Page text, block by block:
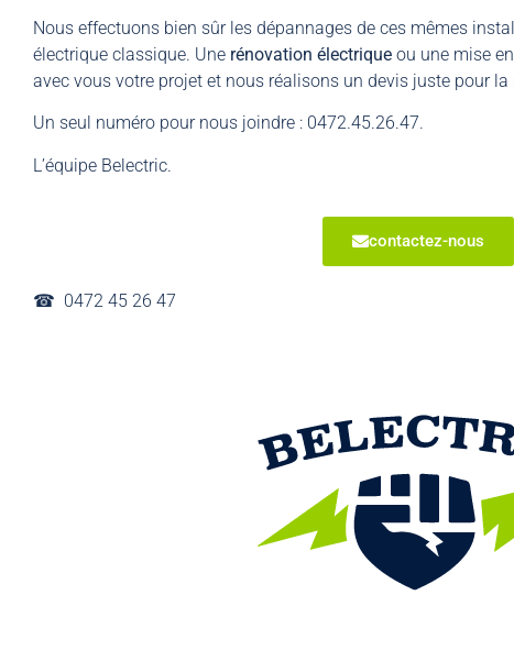
Nous effectuons bien sûr les dépannages de ces mêmes
électrique classique. Une rénovation électrique ou une mise
avec vous votre projet et nous réalisons un devis juste pour
Un seul numéro pour nous joindre : 0472.45.26.47.
L’équipe Belectric.
contactez-nous
☎︎ 0472 45 26 47